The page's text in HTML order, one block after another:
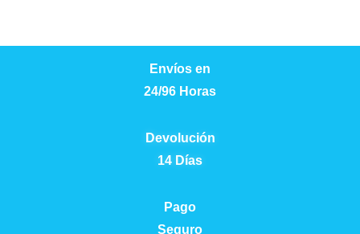
Envíos en
24/96 Horas
Devolución
14 Días
Pago
Seguro